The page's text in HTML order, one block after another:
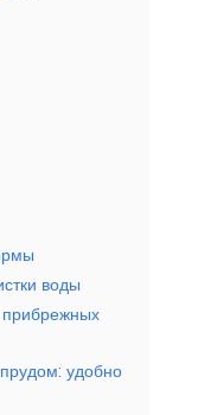
воды
удобно